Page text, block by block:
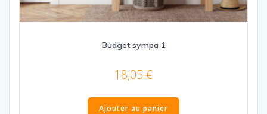
Budget sympa 1
18,05 €
Ajouter au panier